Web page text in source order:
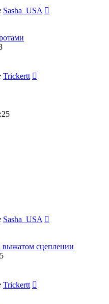
Sasha_USA
Trickertt
Sasha_USA
выжатом сцеплении
Trickertt